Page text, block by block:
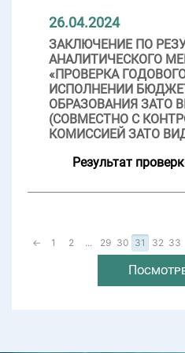
26.04.2024
ЗАКЛЮЧЕНИЕ ПО
АНАЛИТИЧЕСКОГО
«ПРОВЕРКА
ИСПОЛНЕНИИ
ОБРАЗОВАНИЯ ЗАТО
(СОВМЕСТНО С
КОМИССИЕЙ ЗАТО
Результат
← 1 2 ... 29 30 31 32 33